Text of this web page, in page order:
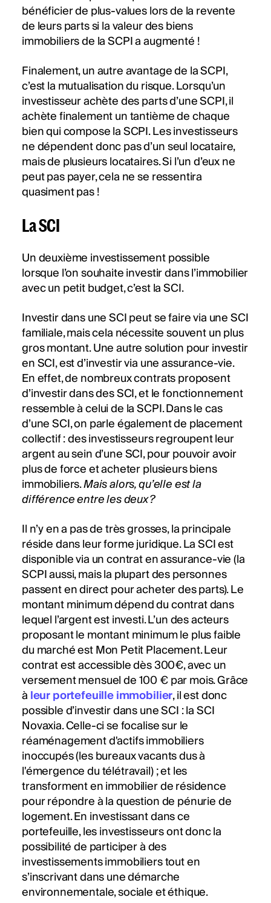
bénéficier de plus-values lors de la revente
de leurs parts si la valeur des biens
immobiliers de la SCPI a augmenté !
Finalement, un autre avantage de la SCPI,
c’est la mutualisation du risque. Lorsqu’un
investisseur achète des parts d’une SCPI, il
achète finalement un tantième de chaque
bien qui compose la SCPI. Les investisseurs
ne dépendent donc pas d’un seul locataire,
mais de plusieurs locataires. Si l’un d’eux ne
peut pas payer, cela ne se ressentira
quasiment pas !
La SCI
Un deuxième investissement possible
lorsque l’on souhaite investir dans l’immobilier
avec un petit budget, c’est la SCI.
Investir dans une SCI peut se faire via une SCI
familiale, mais cela nécessite souvent un plus
gros montant. Une autre solution pour investir
en SCI, est d’investir via une assurance-vie.
En effet, de nombreux contrats proposent
d’investir dans des SCI, et le fonctionnement
ressemble à celui de la SCPI. Dans le cas
d’une SCI, on parle également de placement
collectif : des investisseurs regroupent leur
argent au sein d’une SCI, pour pouvoir avoir
plus de force et acheter plusieurs biens
immobiliers.Mais alors, qu’elle est la
différence entre les deux ?
Il n’y en a pas de très grosses, la principale
réside dans leur forme juridique. La SCI est
disponible via un contrat en assurance-vie (la
SCPI aussi, mais la plupart des personnes
passent en direct pour acheter des parts). Le
montant minimum dépend du contrat dans
lequel l’argent est investi. L’un des acteurs
proposant le montant minimum le plus faible
du marché est Mon Petit Placement. Leur
contrat est accessible dès 300€, avec un
versement mensuel de 100 € par mois. Grâce
àleur portefeuille immobilier, il est donc
possible d’investir dans une SCI : la SCI
Novaxia. Celle-ci se focalise sur le
réaménagement d'actifs immobiliers
inoccupés (les bureaux vacants dus à
l'émergence du télétravail) ; et les
transforment en immobilier de résidence
pour répondre à la question de pénurie de
logement. En investissant dans ce
portefeuille, les investisseurs ont donc la
possibilité de participer à des
investissements immobiliers tout en
s’inscrivant dans une démarche
environnementale, sociale et éthique.